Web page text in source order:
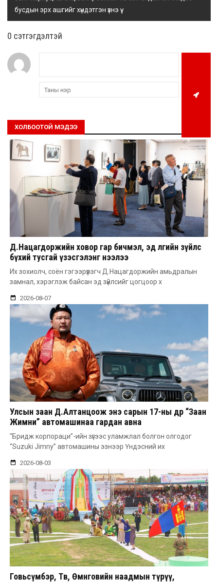
бусдын эрх ашгийг хүндэтгэн үзнэ үү.
0 cэтгэгдэлтэй
ХОЛБООТОЙ МЭДЭЭ
Д.Нацагдоржийн ховор гар бичмэл, эд өлгийн зүйлс
бүхий тусгай үзэсгэлэнг нээлээ
Их зохиолч, соён гэгээрүүлэгч Д.Нацагдоржийн амьдралын
замнал, хэрэглэж байсан эд зүйлсийг цогцоор х
2026-08-07
Улсын заан Д.Алтанцоож энэ сарын 17-ны өдөр “Заан
Жимни” автомашинаа гардан авна
“Бридж корпораци”-ийн зүгээс уламжлал болгон олгодог
“Suzuki Jimny” автомашины эзнээр Үндэсний их
2026-08-03
Говьсүмбэр, Төв, Өмнөговийн наадмын түрүү,